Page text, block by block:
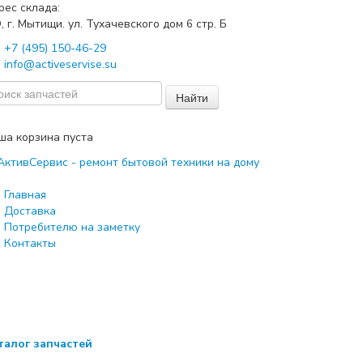
склада:
г. Мытищи. ул. Тухачевского дом 6 стр. Б
+7 (495) 150-46-29
info@activeservise.su
Найти
корзина пуста
Главная
Доставка
Потребителю на заметку
Контакты
запчастей